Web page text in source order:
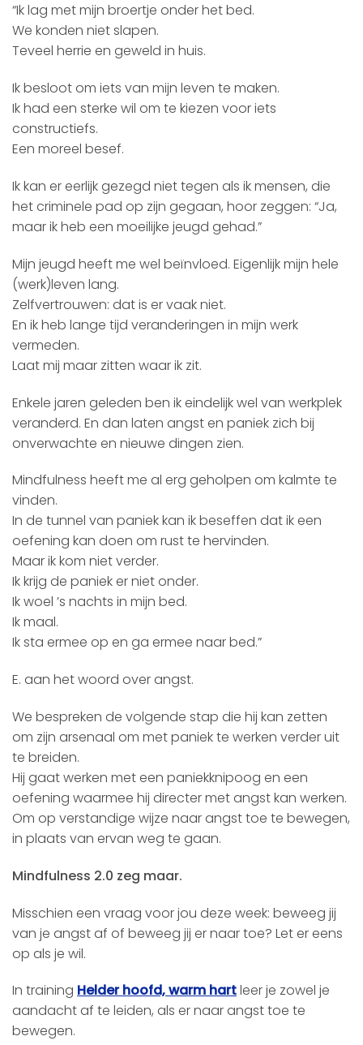
“Ik lag met mijn broertje onder het bed.
We konden niet slapen.
Teveel herrie en geweld in huis.
Ik besloot om iets van mijn leven te maken.
Ik had een sterke wil om te kiezen voor iets
constructiefs.
Een moreel besef.
Ik kan er eerlijk gezegd niet tegen als ik mensen, die
het criminele pad op zijn gegaan, hoor zeggen: “Ja,
maar ik heb een moeilijke jeugd gehad.”
Mijn jeugd heeft me wel beïnvloed. Eigenlijk mijn hele
(werk)leven lang.
Zelfvertrouwen: dat is er vaak niet.
En ik heb lange tijd veranderingen in mijn werk
vermeden.
Laat mij maar zitten waar ik zit.
Enkele jaren geleden ben ik eindelijk wel van werkplek
veranderd. En dan laten angst en paniek zich bij
onverwachte en nieuwe dingen zien.
Mindfulness heeft me al erg geholpen om kalmte te
vinden.
In de tunnel van paniek kan ik beseffen dat ik een
oefening kan doen om rust te hervinden.
Maar ik kom niet verder.
Ik krijg de paniek er niet onder.
Ik woel ’s nachts in mijn bed.
Ik maal.
Ik sta ermee op en ga ermee naar bed.”
E. aan het woord over angst.
We bespreken de volgende stap die hij kan zetten
om zijn arsenaal om met paniek te werken verder uit
te breiden.
Hij gaat werken met een paniekknipoog en een
oefening waarmee hij directer met angst kan werken.
Om op verstandige wijze naar angst toe te bewegen,
in plaats van ervan weg te gaan.
Mindfulness 2.0 zeg maar.
Misschien een vraag voor jou deze week: beweeg jij
van je angst af of beweeg jij er naar toe? Let er eens
op als je wil.
In training Helder hoofd, warm hartleer je zowel je
aandacht af te leiden, als er naar angst toe te
bewegen.